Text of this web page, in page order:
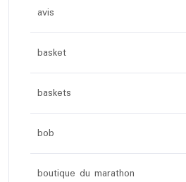
avis
basket
baskets
bob
boutique du marathon